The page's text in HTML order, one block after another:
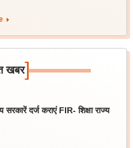
खबर]
सरकारें दर्ज कराएं FIR- शिक्षा राज्य